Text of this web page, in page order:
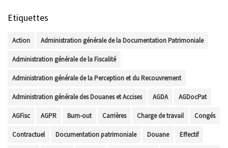
Etiquettes
Action Administration générale de la Documentation Patrimoniale
Administration générale de la Fiscalité
Administration générale de la Perception et du Recouvrement
Administration générale des Douanes et Accises AGDA AGDocPat
AGFisc AGPR Burn-out Carrières Charge de travail Congés
Contractuel Documentation patrimoniale Douane Effectif